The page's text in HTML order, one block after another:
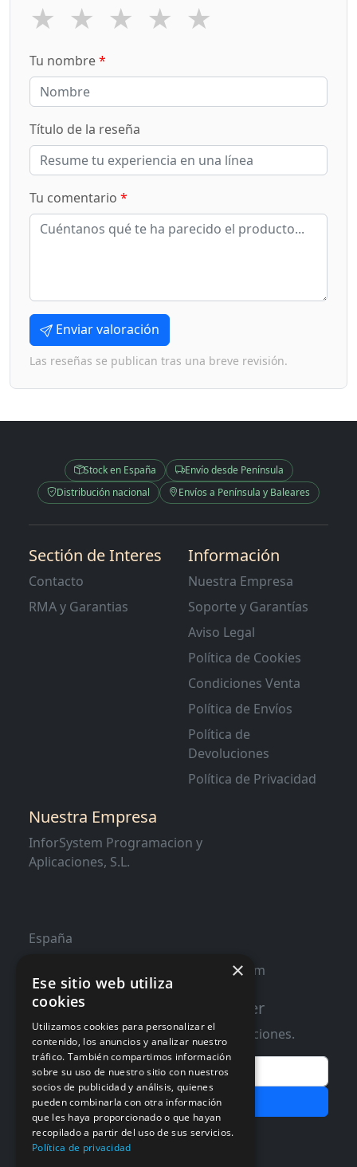
★ ★ ★ ★ ★
Tu nombre*
Título de la reseña
Tu comentario *
Enviar valoración
Las reseñas se publican tras una breve revisión.
Stock en España
Envío desde Península
Distribución nacional
Envíos a Península y Baleares
Sectión de Interes
Contacto
RMA y Garantias
Información
Nuestra Empresa
Soporte y Garantías
Aviso Legal
Política de Cookies
Condiciones Venta
Política de Envíos
Política de
Devoluciones
Política de Privacidad
Nuestra Empresa
InforSystem Programacion y
Aplicaciones, S.L.
España
contacto@distribucioninformatica.com
Suscribete a nuestro Newsletter
Te informaremos de ofertas y promociones.
Email
Subscribir
Aceptar Politica dePrivacidad
×
Ese sitio web utiliza
cookies
Utilizamos cookies para personalizar el
contenido, los anuncios y analizar nuestro
tráfico. También compartimos información
sobre su uso de nuestro sitio con nuestros
socios de publicidad y análisis, quienes
pueden combinarla con otra información
que les haya proporcionado o que hayan
recopilado a partir del uso de sus servicios.
Política de privacidad